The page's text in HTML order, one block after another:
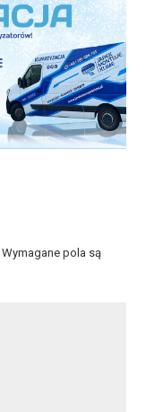
Wymagane pola są